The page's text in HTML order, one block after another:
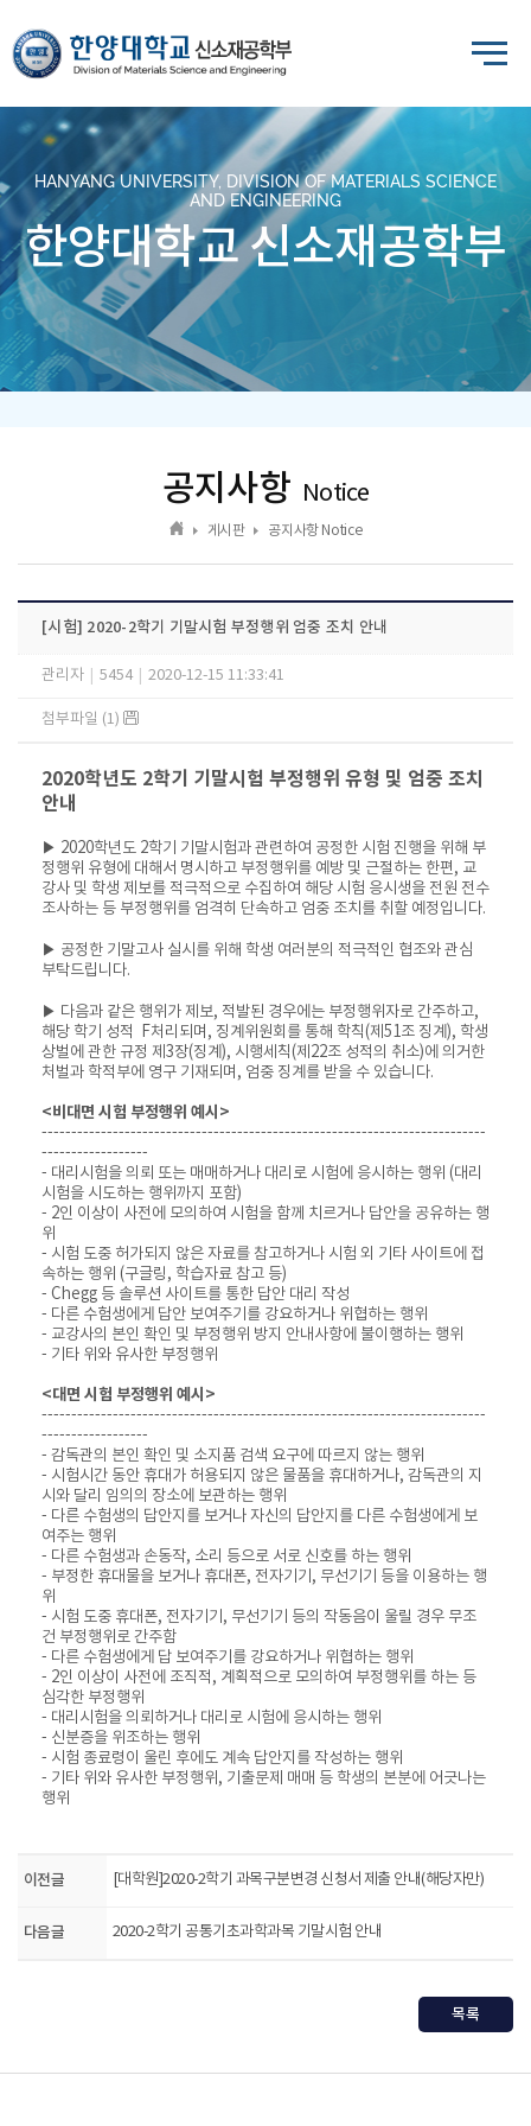
HANYANG UNIVERSITY, DIVISION OF MATERIALS SCIENCE
AND ENGINEERING
한양대학교 신소재공학부
공지사항 Notice
게시판 공지사항 Notice
[시험] 2020-2학기 기말시험 부정행위 엄중 조치 안내
관리자 5454 2020-12-15 11:33:41
첨부파일 (1)
2020학년도 2학기 기말시험 부정행위 유형 및 엄중 조치
안내
▶ 2020학년도 2학기 기말시험과 관련하여 공정한 시험 진행을 위해 부
정행위 유형에 대해서 명시하고 부정행위를 예방 및 근절하는 한편, 교
강사 및 학생 제보를 적극적으로 수집하여 해당 시험 응시생을 전원 전수
조사하는 등 부정행위를 엄격히 단속하고 엄중 조치를 취할 예정입니다.
▶ 공정한 기말고사 실시를 위해 학생 여러분의 적극적인 협조와 관심
부탁드립니다.
▶ 다음과 같은 행위가 제보, 적발된 경우에는 부정행위자로 간주하고,
해당 학기 성적 F처리되며, 징계위원회를 통해 학칙(제51조 징계), 학생
상벌에 관한 규정 제3장(징계), 시행세칙(제22조 성적의 취소)에 의거한
처벌과 학적부에 영구 기재되며, 엄중 징계를 받을 수 있습니다.
<비대면 시험 부정행위 예시>
---------------------------------------------------------------------------
------------------
- 대리시험을 의뢰 또는 매매하거나 대리로 시험에 응시하는 행위 (대리
시험을 시도하는 행위까지 포함)
- 2인 이상이 사전에 모의하여 시험을 함께 치르거나 답안을 공유하는 행
위
- 시험 도중 허가되지 않은 자료를 참고하거나 시험 외 기타 사이트에 접
속하는 행위 (구글링, 학습자료 참고 등)
- Chegg 등 솔루션 사이트를 통한 답안 대리 작성
- 다른 수험생에게 답안 보여주기를 강요하거나 위협하는 행위
- 교강사의 본인 확인 및 부정행위 방지 안내사항에 불이행하는 행위
- 기타 위와 유사한 부정행위
<대면 시험 부정행위 예시>
---------------------------------------------------------------------------
------------------
- 감독관의 본인 확인 및 소지품 검색 요구에 따르지 않는 행위
- 시험시간 동안 휴대가 허용되지 않은 물품을 휴대하거나, 감독관의 지
시와 달리 임의의 장소에 보관하는 행위
- 다른 수험생의 답안지를 보거나 자신의 답안지를 다른 수험생에게 보
여주는 행위
- 다른 수험생과 손동작, 소리 등으로 서로 신호를 하는 행위
- 부정한 휴대물을 보거나 휴대폰, 전자기기, 무선기기 등을 이용하는 행
위
- 시험 도중 휴대폰, 전자기기, 무선기기 등의 작동음이 울릴 경우 무조
건 부정행위로 간주함
- 다른 수험생에게 답 보여주기를 강요하거나 위협하는 행위
- 2인 이상이 사전에 조직적, 계획적으로 모의하여 부정행위를 하는 등
심각한 부정행위
- 대리시험을 의뢰하거나 대리로 시험에 응시하는 행위
- 신분증을 위조하는 행위
- 시험 종료령이 울린 후에도 계속 답안지를 작성하는 행위
- 기타 위와 유사한 부정행위, 기출문제 매매 등 학생의 본분에 어긋나는
행위
이전글 [대학원]2020-2학기 과목구분변경 신청서 제출 안내(해당자만)
다음글 2020-2학기 공통기초과학과목 기말시험 안내
목록